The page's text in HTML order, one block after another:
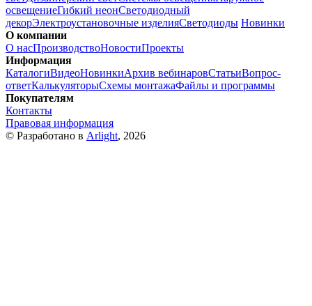
освещениеГибкий неонСветодиодный
декорЭлектроустановочные изделияСветодиоды Новинки
О компании
О насПроизводствоНовостиПроекты
Информация
КаталогиВидеоНовинкиАрхив вебинаровСтатьиВопрос-
ответКалькуляторыСхемы монтажаФайлы и программы
Покупателям
Контакты
Правовая информация
© Разработано в Arlight, 2026